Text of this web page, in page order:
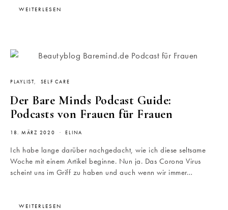
WEITERLESEN
PLAYLIST SELF CARE
Der Bare Minds Podcast Guide:
Podcasts von Frauen für Frauen
18. MÄRZ 2020 ELINA
Ich habe lange darüber nachgedacht, wie ich diese seltsame
Woche mit einem Artikel beginne. Nun ja. Das Corona Virus
scheint uns im Griff zu haben und auch wenn wir immer…
WEITERLESEN